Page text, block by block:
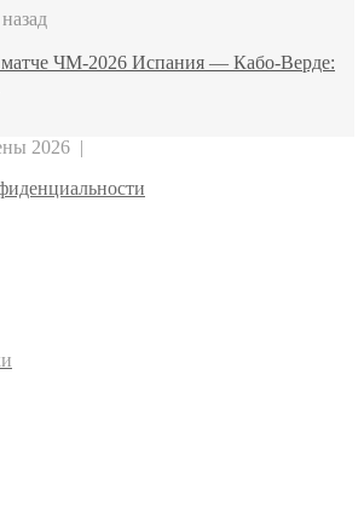
ЧМ‑2026 Испания — Кабо‑Верде:
2026 |